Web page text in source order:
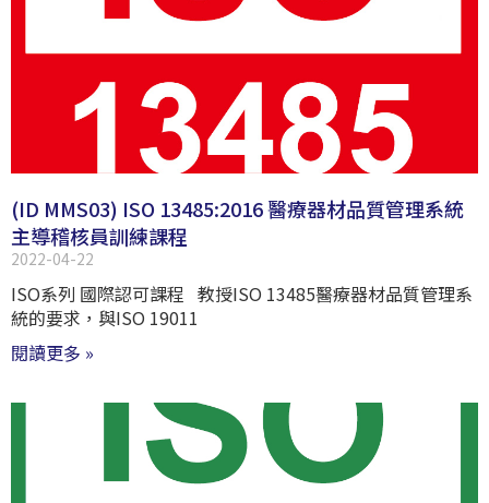
(ID MMS03) ISO 13485:2016 醫療器材品質管理系統
主導稽核員訓練課程
2022-04-22
ISO系列 國際認可課程 教授ISO 13485醫療器材品質管理系
統的要求，與ISO 19011
閱讀更多 »